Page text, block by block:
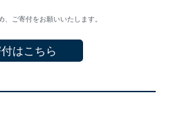
ご寄付をお願いいたします。
はこちら